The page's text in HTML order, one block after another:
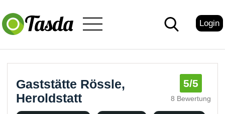
Login
Gaststätte Rössle,
Heroldstatt
5/5
8 Bewertung